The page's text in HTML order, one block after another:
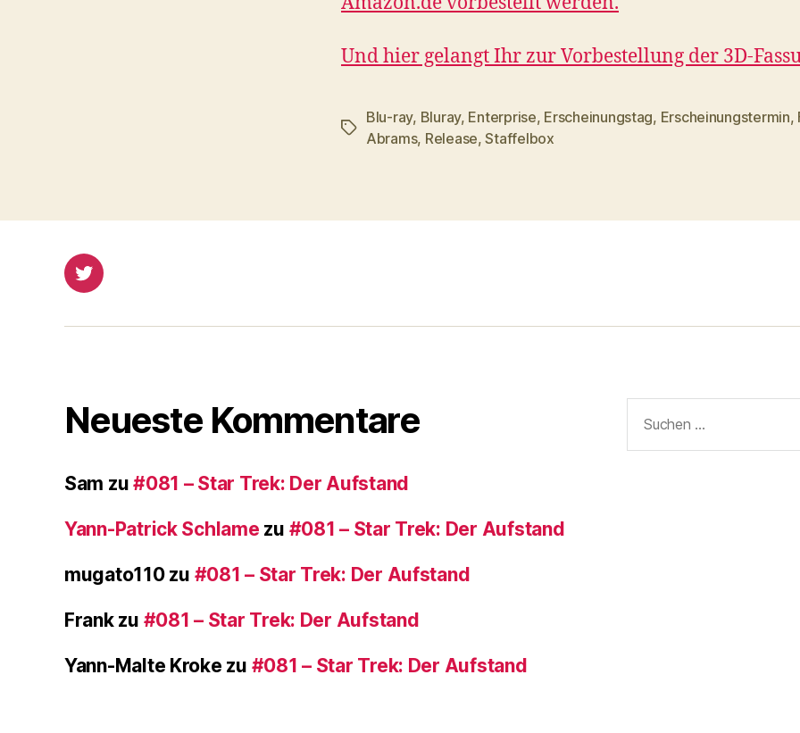
Und hier gelangt Ihr zur Vorbestellung der 3D-
Schlagwörter
Blu-ray, Bluray, Enterprise, Erscheinungstag, Erscheinungstermin,
Abrams, Release,Staffelbox
Twitter
Neueste Kommentare
Sam zu#081 – Star Trek: Der Aufstand
Yann-Patrick Schlame zu #081 – Star Trek: Der Aufstand
mugato110zu #081 – Star Trek: Der Aufstand
Frankzu #081 – Star Trek: Der Aufstand
Yann-Malte Kroke zu #081 – Star Trek: Der Aufstand
nach: